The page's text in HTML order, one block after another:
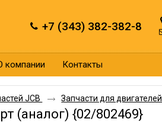
+7 (343) 382-382-8
компании Контакты
JCB Запчасти для двигателей
(аналог) {02/802469}